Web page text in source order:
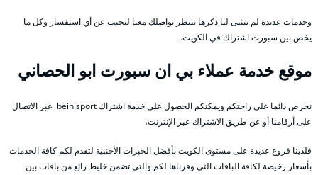
وخدمات عديدة لم يتثنى لنا ذكرها ننتظر تواصلك معنا لنجيب عن أي استفسار وكل ما
يخص بين سبورت اشتراك في الكويت.
موقع خدمة عملاء بي ان سبورت ابو الحصاني
نحرص دائما على راحتكم ويمكنكم الحصول على خدمة اشتراك bein sport عبر الاتصال
على أرقامنا أو عن طريق الاشتراك عبر الإنترنت،
فلدينا فروع عديدة على مستوى الكويت بأفضل الخبرات الأجنبية لتقدم لكم كافة الخدمات
بأسعار رخيصة لكافة الباقات التي وفرناها لكم والتي تضمن خليط رائع من باقات بين